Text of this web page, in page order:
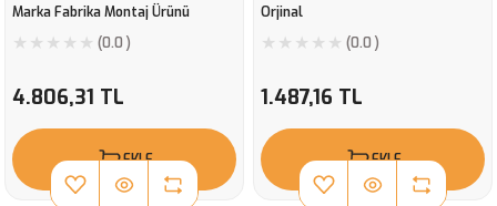
Marka Fabrika Montaj Ürünü
KP15615XS
(0.0 )
4.806,31 TL
EKLE
Orjinal
(0.0 )
1.487,16 TL
EKLE